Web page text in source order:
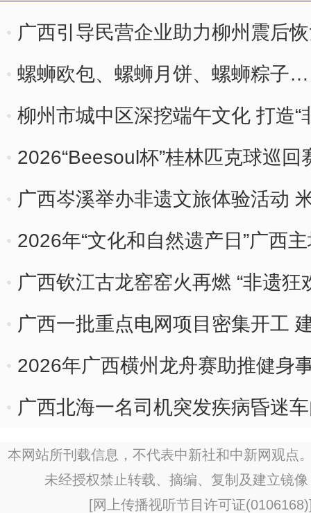
广西引导民营企业助力柳州震后
螺蛳欧包、螺蛳月饼、螺蛳粽子
道创意菜
柳州市城中区深挖端午文化 打造“
2026“Beesoul杯”桂林匹克球巡回
广西岑溪举办非遗文旅体验活动
2026年“文化和自然遗产日”广西
广西钦江古龙窑窑火再燃 “非遗狂
广西一批重点电网项目密集开工
2026年广西横州龙舟赛助推健身
广西北海一名司机突发疾病昏迷
本网站所刊载信息，不代表中新社和中新网观点
未经授权禁止转载、摘编、复制及建立镜
[网上传播视听节目许可证(0106168)